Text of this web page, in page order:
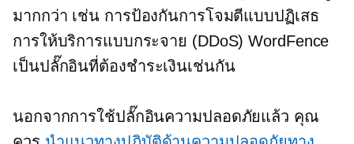
มากกว่า เช่น การป้องกันการโจมตีแบบปฏิเสธ
การให้บริการแบบกระจาย (DDoS) WordFence
เป็นปลั๊กอินที่ต้องชำระเงินเช่นกัน
นอกจากการใช้ปลั๊กอินความปลอดภัยแล้ว คุณ